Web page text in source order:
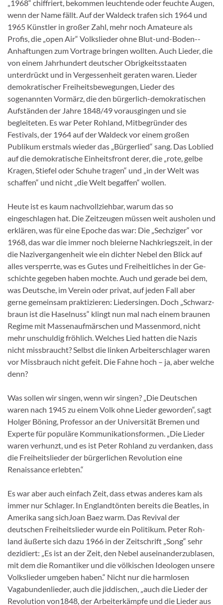
„1968“ chiffriert, bekommen leuchtende oder feuchte Augen,
wenn der Name fällt. Auf der Waldeck trafen sich 1964 und
1965 Künstler in großer Zahl, mehr noch Amateure als
Profis, die „open Air“ Volkslieder ohne Blut-­und-­Boden-­
Anhaftungen zum Vortrage bringen wollten. Auch Lieder, die
von einem Jahrhun­dert deutscher Obrigkeitsstaaten
unterdrückt und in Vergessenheit geraten waren. Lieder
demokratischer Freiheitsbewegungen, Lieder des
sogenannten Vormärz, die den bürgerlich-­de­mokratischen
Aufständen der Jahre 1848/49 vo­rausgingen und sie
begleiteten. Es war Peter Rohland, Mitbegründer des
Festivals, der 1964 auf der Waldeck vor einem großen
Publikum erstmals wieder das „Bürgerlied“ sang. Das Lob­lied
auf die demokratische Einheitsfront derer, die „rote, gelbe
Kragen, Stiefel oder Schuhe tra­gen“ und „in der Welt was
schaffen“ und nicht „die Welt begaffen“ wollen.
Heute ist es kaum nachvollziehbar, warum das so
eingeschlagen hat. Die Zeitzeugen müs­sen weit ausholen und
erklären, was für eine Epoche das war: Die „Sechziger“ vor
1968, das war die immer noch bleierne Nachkriegszeit, in der
die Nazivergangenheit wie ein dichter Nebel den Blick auf
alles versperrte, was es Gutes und Freiheitliches in der Ge­
schichte gegeben haben mochte. Auch und gerade bei dem,
was Deutsche, im Verein oder privat, auf je­den Fall aber
gerne gemein­sam praktizieren: Liedersingen. Doch „Schwarz­
braun ist die Haselnuss“ klingt nun mal nach einem braunen
Regime mit Massenaufmärschen und Massenmord, nicht
mehr unschuldig fröhlich. Welches Lied hatten die Nazis
nicht missbraucht? Selbst die linken Arbeiterschlager waren
vor Missbrauch nicht gefeit. Die Fahne hoch – ja, aber welche
denn?
Was sollen wir singen, wenn wir singen? „Die Deutschen
waren nach 1945 zu einem Volk ohne Lieder geworden“, sagt
Holger Böning, Profes­sor an der Universität Bremen und
Experte für populäre Kommunikationsformen. „Die Lieder
waren verhunzt, und es ist Peter Rohland zu ver­danken, dass
die Freiheitslieder der bürgerli­chen Revolution eine
Renaissance erlebten.“
Es war aber auch einfach Zeit, dass etwas an­deres kam als
immer nur Schlager. In Englandtönten bereits die Beatles, in
Amerika sang sichJoan Baez warm. Das Revival der
deutschen Freiheitslieder wurde ein Politikum. Peter Roh­
land äußerte sich dazu 1966 in der Zeitschrift „Song“ sehr
dezidiert: „Es ist an der Zeit, den Nebel auseinanderzublasen,
mit dem die Ro­mantiker und die völkischen Ideologen unsere
Volkslieder umgeben haben.“ Nicht nur die harmlosen
Vagabundenlieder, auch die jiddi­schen, „auch die Lieder der
Revolution von1848, der Arbeiterkämpfe und die Lieder aus